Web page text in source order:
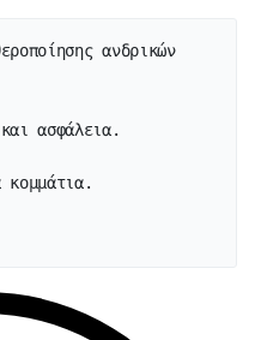
ανδρικών
ασφάλεια.
κομμάτια.